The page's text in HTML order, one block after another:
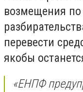
возмещения
перевести
якобы
«ЕНПФ